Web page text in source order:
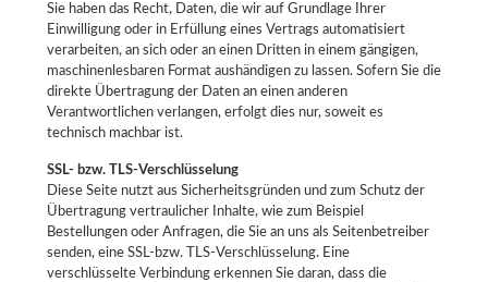
Sie haben das Recht, Daten, die wir auf Grundlage Ihrer
Einwilligung oder in Erfüllung eines Vertrags automatisiert
verarbeiten, an sich oder an einen Dritten in einem gängigen,
maschinenlesbaren Format aushändigen zu lassen. Sofern Sie die
direkte Übertragung der Daten an einen anderen
Verantwortlichen verlangen, erfolgt dies nur, soweit es
technisch machbar ist.
SSL- bzw. TLS-Verschlüsselung
Diese Seite nutzt aus Sicherheitsgründen und zum Schutz der
Übertragung vertraulicher Inhalte, wie zum Beispiel
Bestellungen oder Anfragen, die Sie an uns als Seitenbetreiber
senden, eine SSL-bzw. TLS-Verschlüsselung. Eine
verschlüsselte Verbindung erkennen Sie daran, dass die